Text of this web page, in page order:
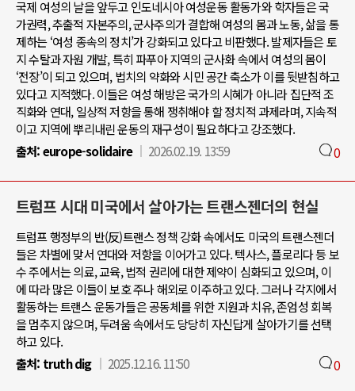
국제 여성의 날을 앞두고 인도네시아 여성운동 활동가와 학자들은 국
가권력, 추출적 자본주의, 군사주의가 결합해 여성의 몸과 노동, 삶을 통
제하는 ‘여성 종속의 정치’가 강화되고 있다고 비판했다. 발제자들은 토
지 수탈과 자원 개발, 특히 파푸아 지역의 군사화 속에서 여성의 몸이
‘전장’이 되고 있으며, 법치의 약화와 시민 공간 축소가 이를 뒷받침하고
있다고 지적했다. 이들은 여성 해방은 국가의 시혜가 아니라 집단적 조
직화와 연대, 일상적 저항을 통해 쟁취해야 할 정치적 과제라며, 지속적
이고 지역에 뿌리내린 운동의 재구성이 필요하다고 강조했다.
출처:europe-solidaire 2026.02.19. 13:59 0
트럼프 시대 미국에서 살아가는 트랜스젠더의 현실
트럼프 행정부의 반(反)트랜스 정책 강화 속에서도 미국의 트랜스젠더
들은 차별에 맞서 연대와 저항을 이어가고 있다. 텍사스, 플로리다 등 보
수 주에서는 의료, 교육, 법적 권리에 대한 제약이 심화되고 있으며, 이
에 따라 많은 이들이 보호 주나 해외로 이주하고 있다. 그러나 각지에서
활동하는 트랜스 운동가들은 공동체를 위한 지원과 치유, 존엄성 회복
을 멈추지 않으며, 두려움 속에서도 당당히 자신답게 살아가기를 선택
하고 있다.
출처: truth dig 2025.12.16. 11:50 0